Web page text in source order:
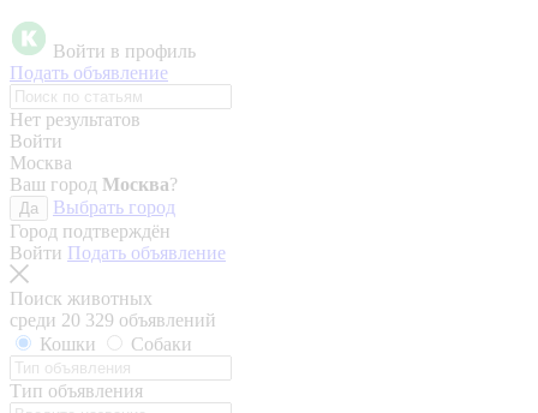
Войти в профиль
Подать объявление
Нет результатов
Войти
Москва
Ваш город Москва?
Да
Выбрать город
Город подтверждён
Войти Подать объявление
Поиск животных
среди 20 329 объявлений
Кошки
Собаки
Тип объявления